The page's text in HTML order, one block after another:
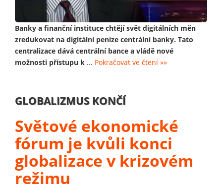
Banky a finanční instituce chtějí svět digitálních měn
zredukovat na digitální peníze centrální banky. Tato
centralizace dává centrální bance a vládě nové
možnosti přístupu k ... Pokračovat ve čtení »»
GLOBALIZMUS KONČÍ
Světové ekonomické
fórum je kvůli konci
globalizace v krizovém
režimu